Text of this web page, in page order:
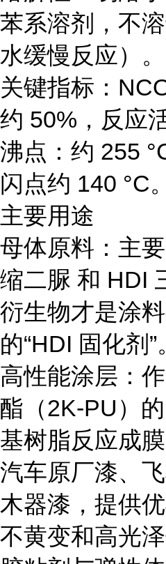
苯系溶剂，不
水缓慢反应）。
关键指标：
约 50%，反应
沸点：约 255
闪点约 140 °C。
主要用途
母体原料：主
缩二脲 和 HDI
衍生物才是涂
的“HDI 固化剂”
高性能涂层：
酯（2K-PU）
基树脂反应成
汽车原厂漆、
木器漆，提供
不黄变和高光泽